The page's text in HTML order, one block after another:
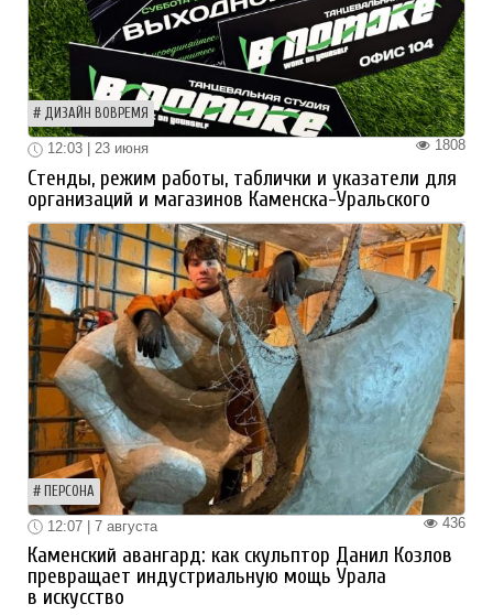
ДИЗАЙН ВОВРЕМЯ
1808
12:03 | 23 июня
Стенды, режим работы, таблички и указатели для
организаций и магазинов Каменска-Уральского
ПЕРСОНА
436
12:07 | 7 августа
Каменский авангард: как скульптор Данил Козлов
превращает индустриальную мощь Урала
в искусство